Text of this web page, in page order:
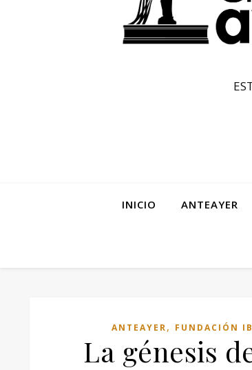
INICIO ANTEAYER
ANTEAYER, FUNDACIÓN
La génesis